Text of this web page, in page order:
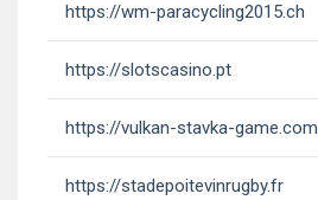
https://wm-paracycling2015.ch
https://slotscasino.pt
https://vulkan-stavka-game.com
https://stadepoitevinrugby.fr